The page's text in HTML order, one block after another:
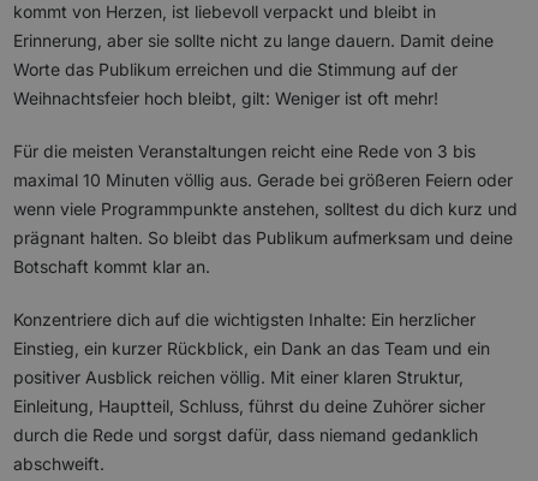
kommt von Herzen, ist liebevoll verpackt und bleibt in
Erinnerung, aber sie sollte nicht zu lange dauern. Damit deine
Worte das Publikum erreichen und die Stimmung auf der
Weihnachtsfeier hoch bleibt, gilt: Weniger ist oft mehr!
Für die meisten Veranstaltungen reicht eine Rede von 3 bis
maximal 10 Minuten völlig aus. Gerade bei größeren Feiern oder
wenn viele Programmpunkte anstehen, solltest du dich kurz und
prägnant halten. So bleibt das Publikum aufmerksam und deine
Botschaft kommt klar an.
Konzentriere dich auf die wichtigsten Inhalte: Ein herzlicher
Einstieg, ein kurzer Rückblick, ein Dank an das Team und ein
positiver Ausblick reichen völlig. Mit einer klaren Struktur,
Einleitung, Hauptteil, Schluss, führst du deine Zuhörer sicher
durch die Rede und sorgst dafür, dass niemand gedanklich
abschweift.